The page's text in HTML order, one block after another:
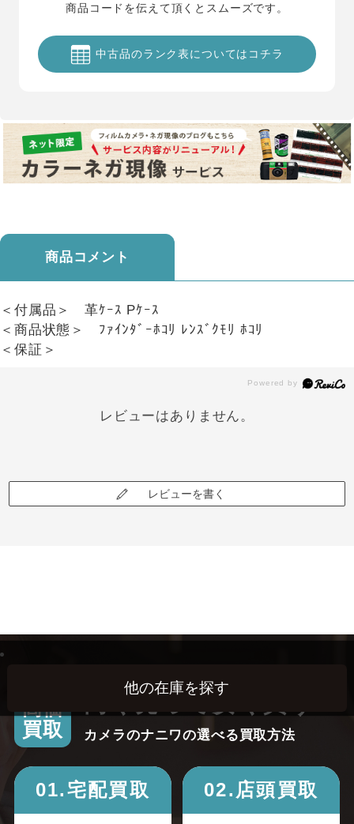
商品コードを伝えて頂くとスムーズです。
中古品のランク表についてはコチラ
商品コメント
＜付属品＞ 革ｹｰｽ Pｹｰｽ
＜商品状態＞ ﾌｧｲﾝﾀﾞｰﾎｺﾘ ﾚﾝｽﾞｸﾓﾘ ﾎｺﾘ
＜保証＞
レビューはありません。
レビューを書く
高価
買取
高く売って安く買う！
カメラのナニワの選べる買取方法
01.宅配買取 02.店頭買取